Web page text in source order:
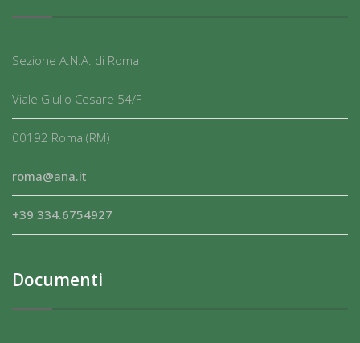
Sezione A.N.A. di Roma
Viale Giulio Cesare 54/F
00192 Roma (RM)
roma@ana.it
+39 334.6754927
Documenti